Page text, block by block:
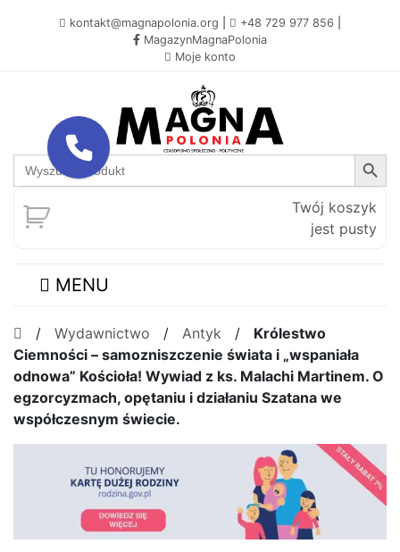
kontakt@magnapolonia.org +48 729 977 856
MagazynMagnaPolonia
Moje konto
Search
for:
Search Button
Twój koszyk
jest pusty
MENU
/ Wydawnictwo / Antyk / Królestwo
Ciemności – samozniszczenie świata i „wspaniała
odnowa” Kościoła! Wywiad z ks. Malachi Martinem. O
egzorcyzmach, opętaniu i działaniu Szatana we
współczesnym świecie.